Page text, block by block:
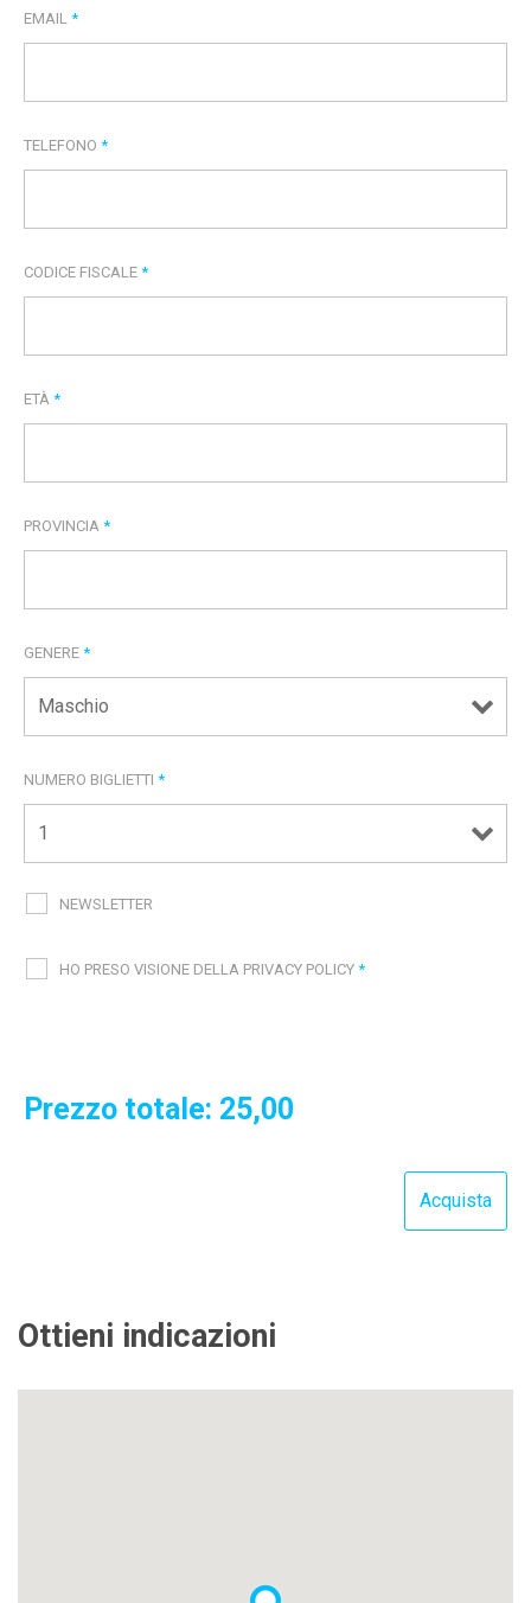
EMAIL *
TELEFONO *
CODICE FISCALE *
ETÀ *
PROVINCIA *
GENERE *
NUMERO BIGLIETTI *
NEWSLETTER
HO PRESO VISIONE DELLA PRIVACY POLICY *
Prezzo totale: 25,00
Ottieni indicazioni